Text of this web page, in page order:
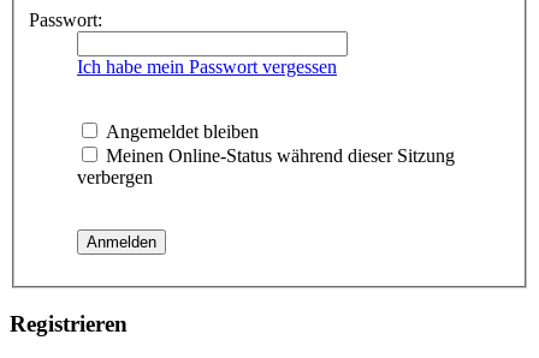
Passwort:
Ich habe mein Passwort vergessen
Angemeldet bleiben
Meinen Online-Status während dieser Sitzung
verbergen
Registrieren